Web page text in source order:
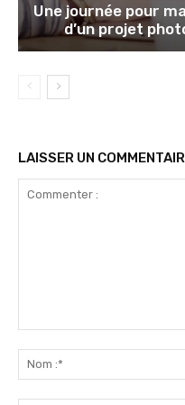
Une journée pour
d’un projet
LAISSER UN